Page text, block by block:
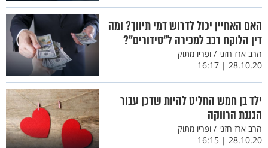
האם האחיין יכול לדרוש דמי תיווך? ומה
דין הלוקח רכב למכירה ל"סידורים"?
הרב ארז חזני / ופריו מתוק
28.10.20 | 16:17
ילד בן חמש החליט להיות שדכן עבור
הגננת הרווקה
הרב ארז חזני / ופריו מתוק
28.10.20 | 16:15